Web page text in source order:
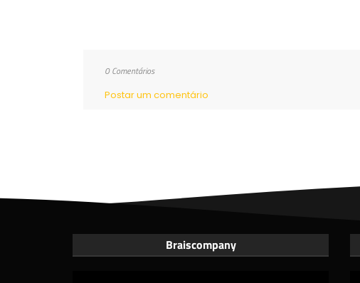
0 Comentários
Postar um comentário
Braiscompany